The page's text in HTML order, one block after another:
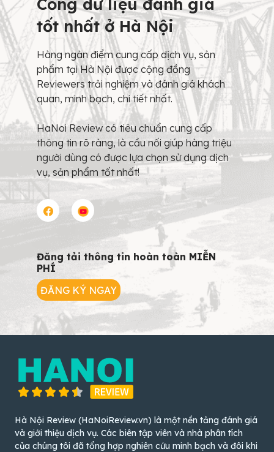
Cổng dữ liệu đánh giá
tốt nhất ở Hà Nội
Hàng ngàn điểm cung cấp dịch vụ, sản
phẩm tại Hà Nội được cộng đồng
Reviewers trải nghiệm và đánh giá khách
quan, minh bạch, chi tiết nhất.
HaNoi Review có tiêu chuẩn cung cấp
thông tin rõ ràng, là cầu nối giúp hàng triệu
người dùng có được lựa chọn sử dụng dịch
vụ, sản phẩm tốt nhất!
Đăng tải thông tin hoàn toàn MIỄN
PHÍ
ĐĂNG KÝ NGAY
Hà Nội Review (HaNoiReview.vn) là một nền tảng đánh giá
và giới thiệu dịch vụ. Các biên tập viên và nhà phân tích
của chúng tôi đã tổng hợp nghiên cứu minh bạch và đôi khi